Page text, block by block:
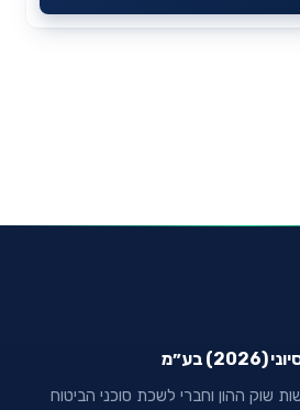
בע״מ
שוק ההון וחברי לשכת סוכני הביטוח